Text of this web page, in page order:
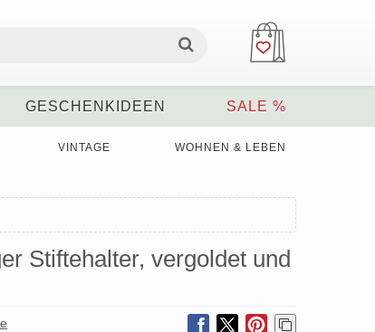
GESCHENKIDEEN SALE %
VINTAGE WOHNEN & LEBEN
Stiftehalter, vergoldet und